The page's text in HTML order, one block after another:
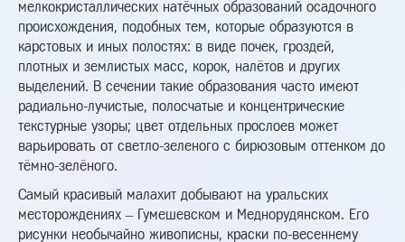
мелкокристаллических натёчных образований осадочного
происхождения, подобных тем, которые образуются в
карстовых и иных полостях: в виде почек, гроздей,
плотных и землистых масс, корок, налётов и других
выделений. В сечении такие образования часто имеют
радиально-лучистые, полосчатые и концентрические
текстурные узоры; цвет отдельных прослоев может
варьировать от светло-зеленого с бирюзовым оттенком до
тёмно-зелёного.
Самый красивый малахит добывают на уральских
месторождениях – Гумешевском и Меднорудянском. Его
рисунки необычайно живописны, краски по-весеннему